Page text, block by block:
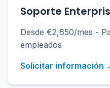
Soporte
Desde €2,650/mes -
empleados
Solicitar información